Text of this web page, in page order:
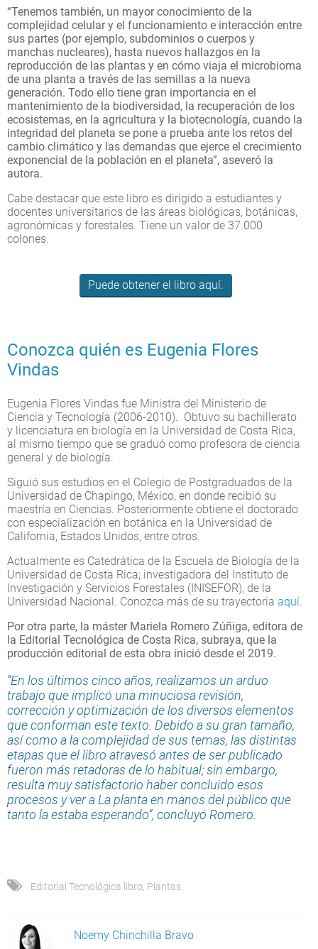
“Tenemos también, un mayor conocimiento de la
complejidad celular y el funcionamiento e interacción entre
sus partes (por ejemplo, subdominios o cuerpos y
manchas nucleares), hasta nuevos hallazgos en la
reproducción de las plantas y en cómo viaja el microbioma
de una planta a través de las semillas a la nueva
generación. Todo ello tiene gran importancia en el
mantenimiento de la biodiversidad, la recuperación de los
ecosistemas, en la agricultura y la biotecnología, cuando la
integridad del planeta se pone a prueba ante los retos del
cambio climático y las demandas que ejerce el crecimiento
exponencial de la población en el planeta”, aseveró la
autora.
Cabe destacar que este libro es dirigido a estudiantes y
docentes universitarios de las áreas biológicas, botánicas,
agronómicas y forestales. Tiene un valor de 37.000
colones.
Puede obtener el libro aquí.
Conozca quién es Eugenia Flores
Vindas
Eugenia Flores Vindas fue Ministra del Ministerio de
Ciencia y Tecnología (2006-2010). Obtuvo su bachillerato
y licenciatura en biología en la Universidad de Costa Rica,
al mismo tiempo que se graduó como profesora de ciencia
general y de biología.
Siguió sus estudios en el Colegio de Postgraduados de la
Universidad de Chapingo, México, en donde recibió su
maestría en Ciencias. Posteriormente obtiene el doctorado
con especialización en botánica en la Universidad de
California, Estados Unidos, entre otros.
Actualmente es Catedrática de la Escuela de Biología de la
Universidad de Costa Rica; investigadora del Instituto de
Investigación y Servicios Forestales (INISEFOR), de la
Universidad Nacional. Conozca más de su trayectoria aquí.
Por otra parte, la máster Mariela Romero Zúñiga, editora de
la Editorial Tecnológica de Costa Rica, subraya, que la
producción editorial de esta obra inició desde el 2019.
“En los últimos cinco años, realizamos un arduo
trabajo que implicó una minuciosa revisión,
corrección y optimización de los diversos elementos
que conforman este texto. Debido a su gran tamaño,
así como a la complejidad de sus temas, las distintas
etapas que el libro atravesó antes de ser publicado
fueron más retadoras de lo habitual; sin embargo,
resulta muy satisfactorio haber concluido esos
procesos y ver a La planta en manos del público que
tanto la estaba esperando”, concluyó Romero.
Editorial Tecnológica libro, Plantas
Noemy Chinchilla Bravo